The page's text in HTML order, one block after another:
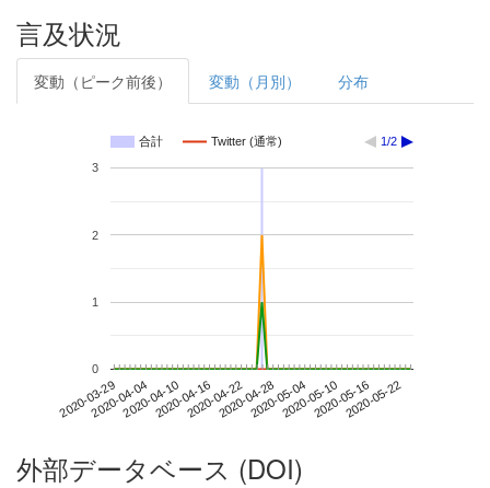
言及状況
変動（ピーク前後） 変動（月別） 分布
合計 Twitter (通常) 1/2
2020-03-292020-04-042020-04-102020-04-162020-04-222020-04-282020-05-042020-05-102020-05-162020-05-22
0
1
2
3
外部データベース (DOI)